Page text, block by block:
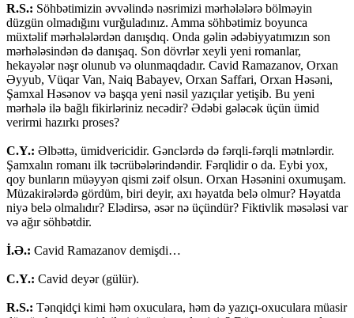
R.S.: Söhbətimizin əvvəlində nəsrimizi mərhələlərə bölməyin
düzgün olmadığını vurğuladınız. Amma söhbətimiz boyunca
müxtəlif mərhələlərdən danışdıq. Onda gəlin ədəbiyyatımızın son
mərhələsindən də danışaq. Son dövrlər xeyli yeni romanlar,
hekayələr nəşr olunub və olunmaqdadır. Cavid Ramazanov, Orxan
Əyyub, Vüqar Van, Naiq Babayev, Orxan Saffari, Orxan Həsəni,
Şamxal Həsənov və başqa yeni nəsil yazıçılar yetişib. Bu yeni
mərhələ ilə bağlı fikirləriniz necədir? Ədəbi gələcək üçün ümid
verirmi hazırkı proses?
C.Y.: Əlbəttə, ümidvericidir. Gənclərdə də fərqli-fərqli mətnlərdir.
Şamxalın romanı ilk təcrübələrindəndir. Fərqlidir o da. Eybi yox,
qoy bunların müəyyən qismi zəif olsun. Orxan Həsənini oxumuşam.
Müzakirələrdə gördüm, biri deyir, axı həyatda belə olmur? Həyatda
niyə belə olmalıdır? Elədirsə, əsər nə üçündür? Fiktivlik məsələsi var
və ağır söhbətdir.
İ.Ə.: Cavid Ramazanov demişdi…
C.Y.: Cavid deyər (gülür).
R.S.: Tənqidçi kimi həm oxuculara, həm də yazıçı-oxuculara müasir